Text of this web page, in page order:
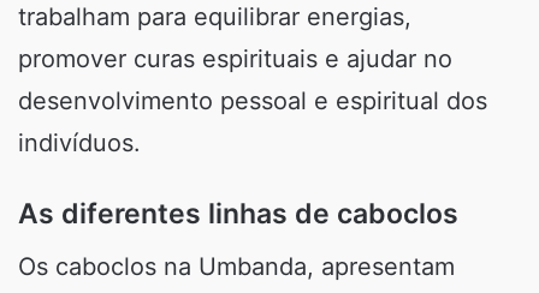
trabalham para equilibrar energias,
promover curas espirituais e ajudar no
desenvolvimento pessoal e espiritual dos
indivíduos.
As diferentes linhas de caboclos
Os caboclos na Umbanda, apresentam